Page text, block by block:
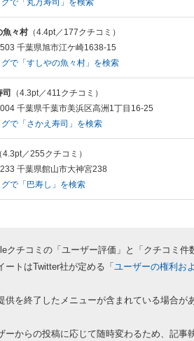
で「丸万寿司」を検索
魚々村（4.4pt／177クチコミ）
千葉県旭市江ケ崎1638-15
で「すしやの魚々村」を検索
（4.3pt／411クチコミ）
千葉県千葉市美浜区高洲1丁目16-25
で「さかえ寿司」を検索
（4.3pt／255クチコミ）
千葉県館山市大神宮238
で「巴寿し」を検索
クチコミの「ユーザー評価」と「クチコミ件
ートはTwitter社が定める「 ユーザーの権利お
供を終了したメニューが含まれている場合
ーからの投稿に応じて随時変わるため、記